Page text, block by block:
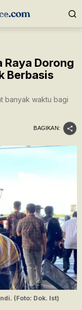
Raya Dorong
Berbasis
banyak waktu bagi
BAGIKAN:
(Foto: Dok. Ist)